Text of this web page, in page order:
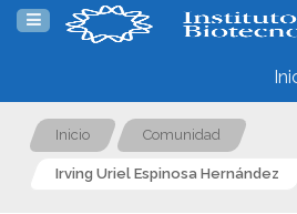
Inicio Comunidad
Irving Uriel Espinosa Hernández